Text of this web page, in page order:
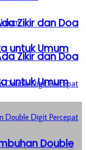
Zikir dan Doa
untuk Umum
Double
Zikir dan Doa
untuk Umum